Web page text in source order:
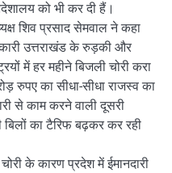
को भी कर दी हैं।
शिव प्रसाद सेमवाल ने कहा
उत्तराखंड के रुड़की और
में हर महीने बिजली चोरी करा
रुपए का सीधा-सीधा राजस्व का
से काम करने वाली दूसरी
का टैरिफ बढ़कर कर रही
के कारण प्रदेश में ईमानदारी